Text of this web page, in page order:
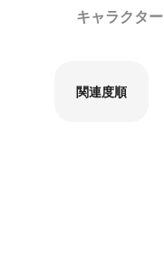
キャラクター
関連度順